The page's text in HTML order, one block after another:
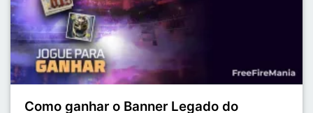
Como ganhar o Banner Legado do